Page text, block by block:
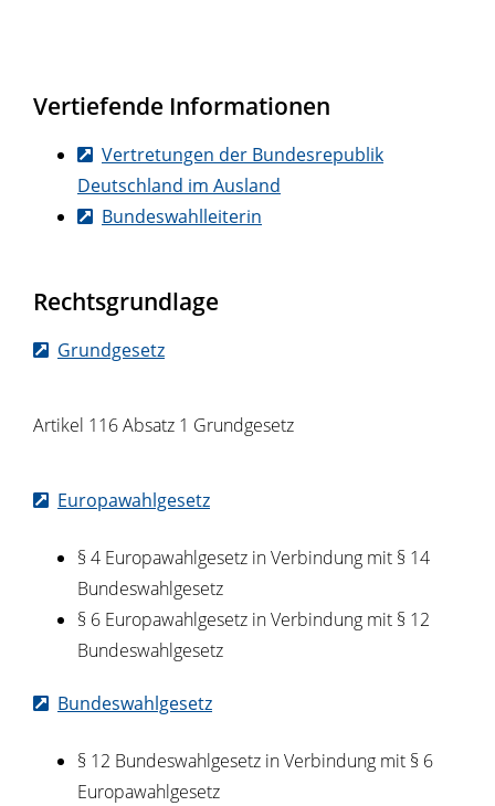
Vertiefende Informationen
Vertretungen der Bundesrepublik
Deutschland im Ausland
Bundeswahlleiterin
Rechtsgrundlage
Grundgesetz
Artikel 116 Absatz 1 Grundgesetz
Europawahlgesetz
§ 4 Europawahlgesetz in Verbindung mit § 14
Bundeswahlgesetz
§ 6 Europawahlgesetz in Verbindung mit § 12
Bundeswahlgesetz
Bundeswahlgesetz
§ 12 Bundeswahlgesetz in Verbindung mit § 6
Europawahlgesetz